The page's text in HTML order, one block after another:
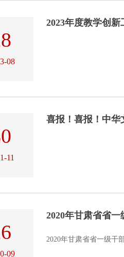
08
2023年度教学创
11
喜报！喜报！中华
09
2020年甘肃省省
2020年甘肃省省一级干